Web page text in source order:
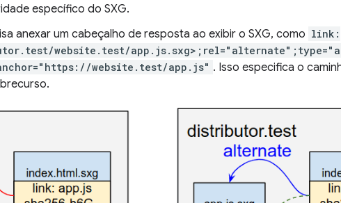
específico do SXG.
anexar um cabeçalho de resposta ao exibir o SXG, como link:
website.test/
website.test/app.js" . Isso especifica o